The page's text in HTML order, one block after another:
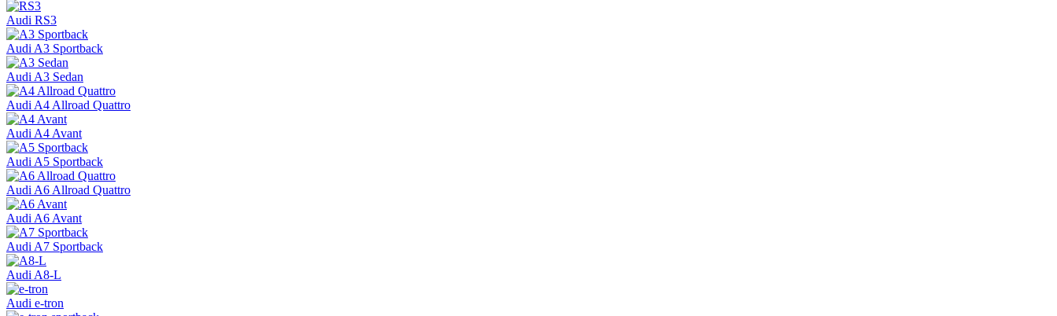
Audi RS3
Audi A3 Sportback
Audi A3 Sedan
Audi A4 Allroad Quattro
Audi A4 Avant
Audi A5 Sportback
Audi A6 Allroad Quattro
Audi A6 Avant
Audi A7 Sportback
Audi A8-L
Audi e-tron